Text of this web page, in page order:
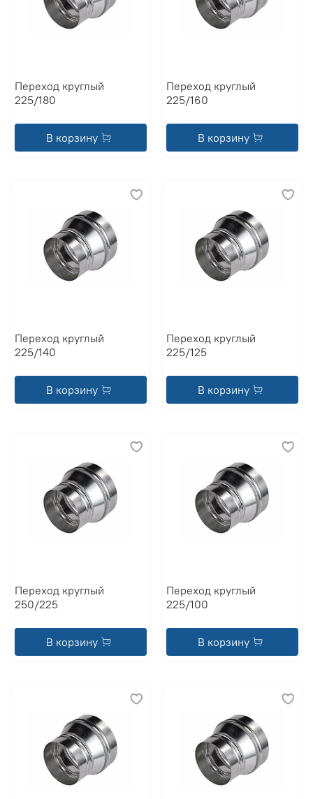
Переход круглый
225/180
В корзину
Переход круглый
225/160
В корзину
Переход круглый
225/140
В корзину
Переход круглый
225/125
В корзину
Переход круглый
250/225
В корзину
Переход круглый
225/100
В корзину